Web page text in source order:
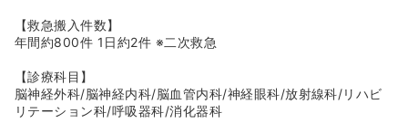
支え合えるアットホームな雰囲気です。
◆長年の実績と地域からの信頼を誇る安定した病院で、退
職金制度もあるため安心して長く働くことができます。
◆地方エリアながら、夜勤手当や各種手当を含め、キャリ
【救急搬入件数】
年間約800件 1日約2件 ※二次救急
【診療科目】
脳神経外科/脳神経内科/脳血管内科/神経眼科/放射線科/リハビ
リテーション科/呼吸器科/消化器科